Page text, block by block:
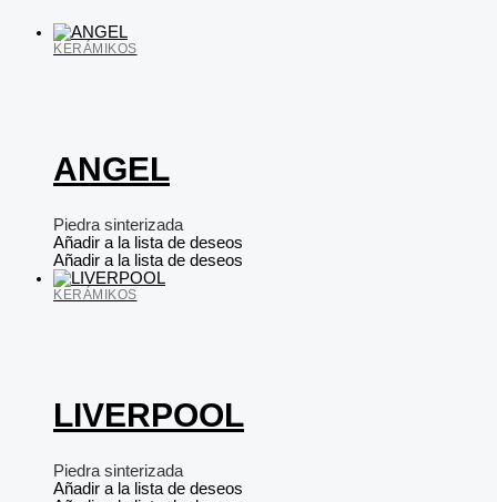
KERÁMIKOS
ANGEL
Piedra sinterizada
Añadir a la lista de deseos
Añadir a la lista de deseos
KERÁMIKOS
LIVERPOOL
Piedra sinterizada
Añadir a la lista de deseos